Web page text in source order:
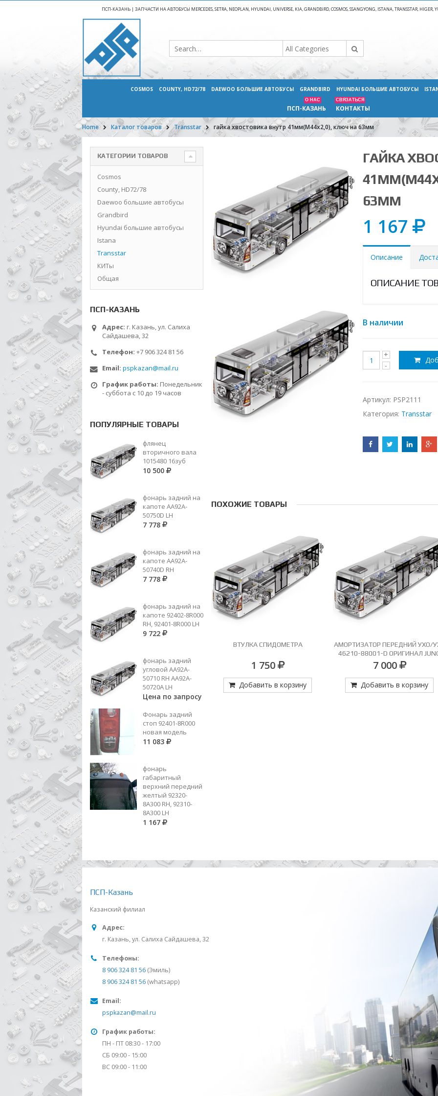
ПСП-КАЗАНЬ | ЗАПЧАСТИ НА АВТОБУСЫ MERCEDES, SETRA, NEOPLAN, HYUNDAI, UNIVERSE, KIA, GRANDBIRD, COSMOS, SSANGYONG, ISTANA, TRANSSTAR, HIGER,
COSMOS COUNTY, HD72/78 DAEWOO БОЛЬШИЕ АВТОБУСЫ GRANDBIRD HYUNDAI БОЛЬШИЕ АВТОБУСЫ
ПСП-КАЗАНЬ
О НАС
КОНТАКТЫ
СВЯЗАТЬСЯ
Home Каталог товаров Transstar гайка хвостовика внутр 41мм(М44х2,0), ключ на 63мм
ГАЙКА
63ММ
1 167
Описание
ОПИСАНИЕ
В наличии
Артикул: PSP2111
Категория: Transstar
ПОХОЖИЕ ТОВАРЫ
ВТУЛКИ ТОРМ.КОЛОДОК ЗАД.
778
Добавить в корзину
ВТУЛКА СПИДОМЕТРА
1 750
Добавить в корзину
АМОРТИЗАТОР ПЕРЕДНИЙ УХО/
46210-88001-D ОРИГИНАЛ
KYUNG
7 000
Добавить в корзину
КАТЕГОРИИ ТОВАРОВ
Cosmos
County, HD72/78
Daewoo большие автобусы
Grandbird
Hyundai большие автобусы
Istana
Transstar
КИТы
Общая
ПСП-КАЗАНЬ
Адрес: г. Казань, ул. Салиха
Сайдашева, 32
Телефон: +7 906 324 81 56
Email: pspkazan@mail.ru
График работы: Понедельник
- суббота с 10 до 19 часов
ПОПУЛЯРНЫЕ ТОВАРЫ
флянец
вторичного вала
1015480 16зуб
10 500
фонарь задний на
капоте AA92A-
50750D LH
7 778
фонарь задний на
капоте AA92A-
50740D RH
7 778
фонарь задний на
капоте 92402-8R000
RH, 92401-8R000 LH
9 722
фонарь задний
угловой AA92A-
50710 RH AA92A-
50720A LH
Цена по запросу
Фонарь задний
стоп 92401-8R000
новая модель
11 083
фонарь
габаритный
верхний передний
желтый 92320-
8A300 RH, 92310-
8А300 LH
1 167
ПСП-Казань
Казанский филиал
Адрес:
г. Казань, ул. Салиха Сайдашева, 32
Телефоны:
8 906 324 81 56 (Эмиль)
8 906 324 81 56 (whatsapp)
Email:
pspkazan@mail.ru
График работы:
ПН - ПТ 08:30 - 17:00
СБ 09:00 - 15:00
ВС 09:00 - 11:00